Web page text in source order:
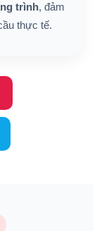
trình, đảm
thực tế.